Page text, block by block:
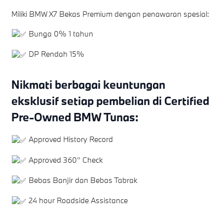
Miliki BMW X7 Bekas Premium dengan penawaran spesial:
Bunga 0% 1 tahun
DP Rendah 15%
Nikmati berbagai keuntungan
eksklusif setiap pembelian di Certified
Pre-Owned BMW Tunas:
Approved History Record
Approved 360° Check
Bebas Banjir dan Bebas Tabrak
24 hour Roadside Assistance